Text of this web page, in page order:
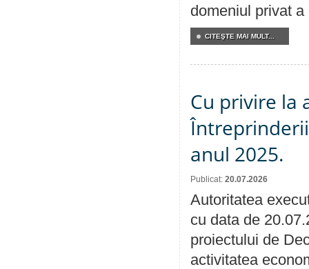
domeniul privat a
CITEŞTE MAI MULT...
Cu privire la
anul 2025.
Publicat: 20.07.2026
Autoritatea
cu data de
proiectului de
activitatea